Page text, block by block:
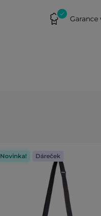
Garance
Novinka! Dáreček